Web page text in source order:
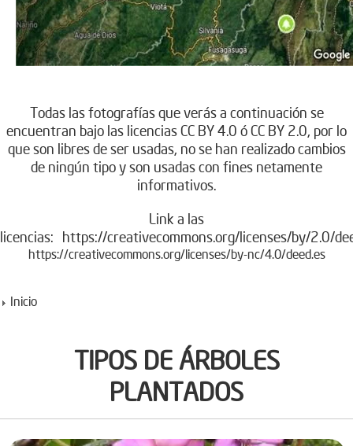
Todas las fotografías que verás a continuación se
encuentran bajo las licencias CC BY 4.0 ó CC BY 2.0, por lo
que son libres de ser usadas, no se han realizado cambios
de ningún tipo y son usadas con fines netamente
informativos.
Link a las
licencias: https://creativecommons.org/licenses/by/2.0/
https://creativecommons.org/licenses/by-nc/4.0/deed.es
Inicio
TIPOS DE ÁRBOLES
PLANTADOS